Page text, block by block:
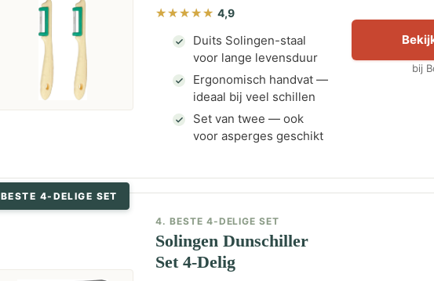
4,9
Duits Solingen-staal
voor lange levensduur
Ergonomisch handvat —
ideaal bij veel schillen
Set van twee — ook
voor asperges geschikt
bij
BESTE 4-DELIGE SET
4. BESTE 4-DELIGE SET
Solingen Dunschiller
Set 4-Delig